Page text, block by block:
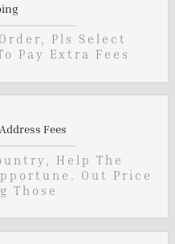
Pls Select
Pay Extra Fees
Fees
Help The
Out Price
Those